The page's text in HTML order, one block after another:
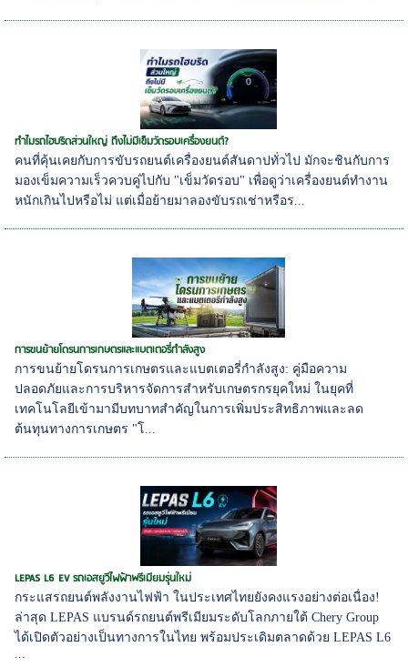
ทำไมรถไฮบริดส่วนใหญ่ ถึงไม่มีเข็มวัดรอบเครื่องยนต์?
คนที่คุ้นเคยกับการขับรถยนต์เครื่องยนต์สันดาปทั่วไป มักจะชินกับการ
มองเข็มความเร็วควบคู่ไปกับ "เข็มวัดรอบ" เพื่อดูว่าเครื่องยนต์ทำงาน
หนักเกินไปหรือไม่ แต่เมื่อย้ายมาลองขับรถเช่าหรือร...
การขนย้ายโดรนการเกษตรและแบตเตอรี่กำลังสูง
การขนย้ายโดรนการเกษตรและแบตเตอรี่กำลังสูง: คู่มือความ
ปลอดภัยและการบริหารจัดการสำหรับเกษตรกรยุคใหม่ ในยุคที่
เทคโนโลยีเข้ามามีบทบาทสำคัญในการเพิ่มประสิทธิภาพและลด
ต้นทุนทางการเกษตร "โ...
LEPAS L6 EV รถเอสยูวีไฟฟ้าพรีเมียมรุ่นใหม่
กระแสรถยนต์พลังงานไฟฟ้า ในประเทศไทยยังคงแรงอย่างต่อเนื่อง!
ล่าสุด LEPAS แบรนด์รถยนต์พรีเมียมระดับโลกภายใต้ Chery Group
ได้เปิดตัวอย่างเป็นทางการในไทย พร้อมประเดิมตลาดด้วย LEPAS L6